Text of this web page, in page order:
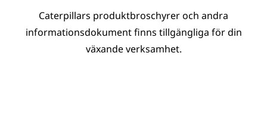
Caterpillars produktbroschyrer och andra
informationsdokument finns tillgängliga för din
växande verksamhet.